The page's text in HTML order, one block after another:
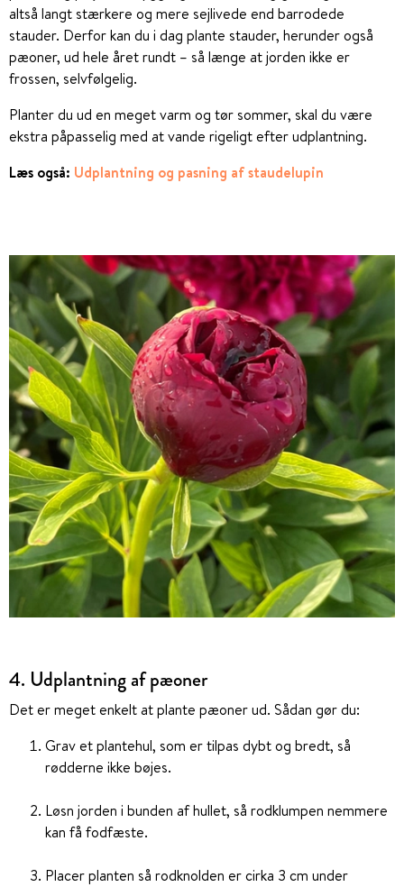
altså langt stærkere og mere sejlivede end barrodede
stauder. Derfor kan du i dag plante stauder, herunder også
pæoner, ud hele året rundt – så længe at jorden ikke er
frossen, selvfølgelig.
Planter du ud en meget varm og tør sommer, skal du være
ekstra påpasselig med at vande rigeligt efter udplantning.
Læs også: Udplantning og pasning af staudelupin
4. Udplantning af pæoner
Det er meget enkelt at plante pæoner ud. Sådan gør du:
Grav et plantehul, som er tilpas dybt og bredt, så
rødderne ikke bøjes.
Løsn jorden i bunden af hullet, så rodklumpen nemmere
kan få fodfæste.
Placer planten så rodknolden er cirka 3 cm under